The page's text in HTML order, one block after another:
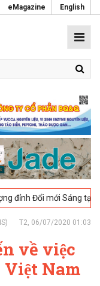
eMagazine English
mới Sáng tạo trong
T2, 06/07/2020 01:03
về việc
Nam